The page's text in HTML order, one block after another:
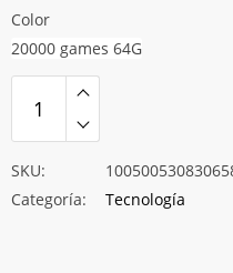
era:
$104.279.
es:
$35.204.
Color
20000 games 64G
SKU:
Categoría:
Tecnología